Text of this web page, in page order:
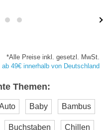
*Alle Preise inkl. gesetzl. MwSt.
49€ innerhalb von Deutschland
Themen:
Baby Bambus
Buchstaben Chillen